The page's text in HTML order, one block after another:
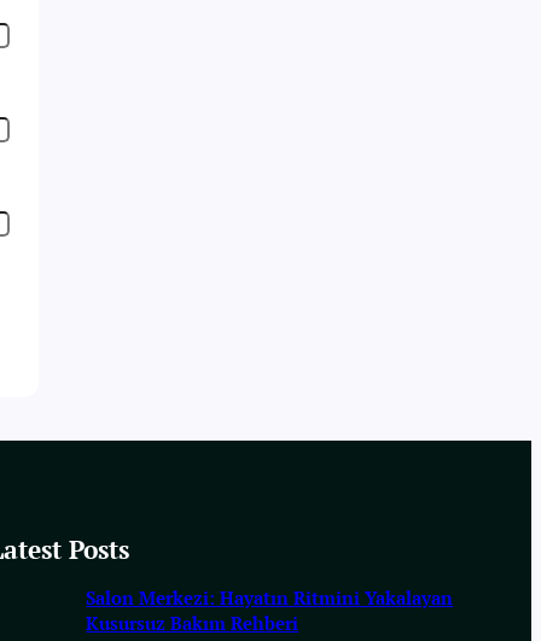
Posts
Salon Merkezi: Hayatın Ritmini Yakalayan
Kusursuz Bakım Rehberi